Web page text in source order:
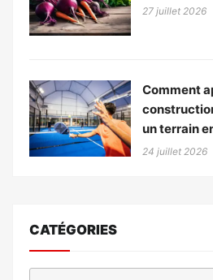
27 juillet 2026
Comment
un terrain
24 juillet 2026
CATÉGORIES